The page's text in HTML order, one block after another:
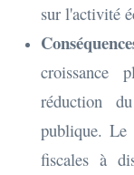
sur l'activité
croissance
réduction
publique. Le
fiscales à